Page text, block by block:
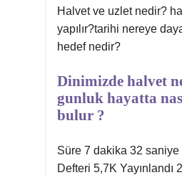
Halvet ve uzlet nedir?
yapılır?tarihi nereye
hedef nedir?
Dinimizde halvet
gunluk hayatta
bulur ?
Süre 7 dakika 32
Defteri 5,7K Yayınlandı